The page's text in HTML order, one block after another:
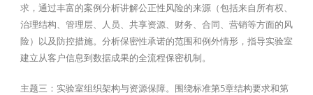
求，通过丰富的案例分析讲解公正性风险的来源（包括来自所有权、
治理结构、管理层、人员、共享资源、财务、合同、营销等方面的风
险）以及防控措施。分析保密性承诺的范围和例外情形，指导实验室
建立从客户信息到数据成果的全流程保密机制。
主题三：实验室组织架构与资源保障。围绕标准第5章结构要求和第